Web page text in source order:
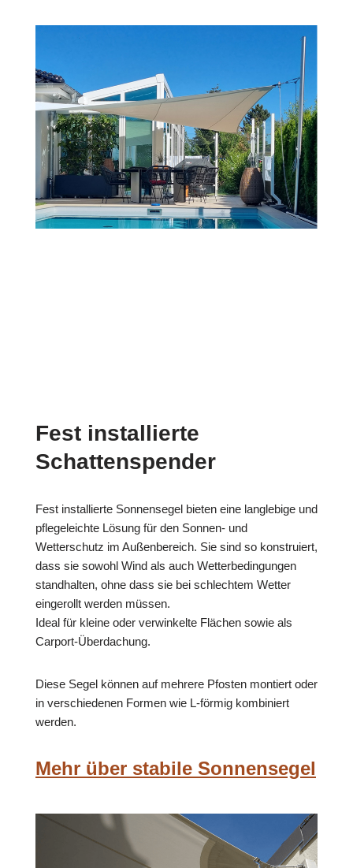
Fest installierte
Schattenspender
Fest installierte Sonnensegel bieten eine langlebige und
pflegeleichte Lösung für den Sonnen- und
Wetterschutz im Außenbereich. Sie sind so konstruiert,
dass sie sowohl Wind als auch Wetterbedingungen
standhalten, ohne dass sie bei schlechtem Wetter
eingerollt werden müssen.
Ideal für kleine oder verwinkelte Flächen sowie als
Carport-Überdachung.
Diese Segel können auf mehrere Pfosten montiert oder
in verschiedenen Formen wie L-förmig kombiniert
werden.
Mehr über stabile Sonnensegel